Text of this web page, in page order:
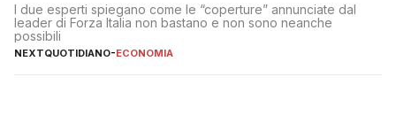
I due esperti spiegano come le “coperture” annunciate dal
leader di Forza Italia non bastano e non sono neanche
possibili
NEXTQUOTIDIANO-ECONOMIA